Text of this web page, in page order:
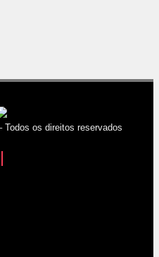
Todos os direitos reservados